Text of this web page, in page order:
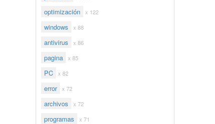
optimización x 122
windows x 88
antivirus x 86
pagina x 85
PC x 82
error x 72
archivos x 72
programas x 71